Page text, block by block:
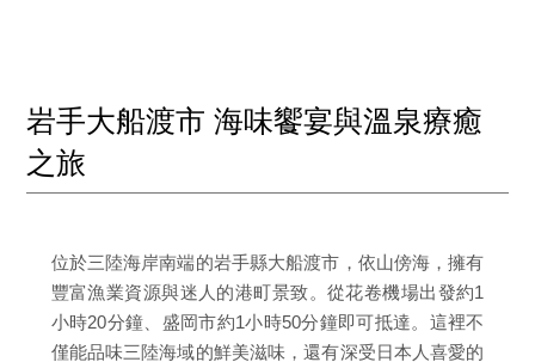
岩手大船渡市 海味饗宴與溫泉療癒
之旅
位於三陸海岸南端的岩手縣大船渡市，依山傍海，擁有
豐富漁業資源與迷人的港町景致。從花卷機場出發約1
小時20分鐘、盛岡市約1小時50分鐘即可抵達。這裡不
僅能品味三陸海域的鮮美滋味，還有深受日本人喜愛的